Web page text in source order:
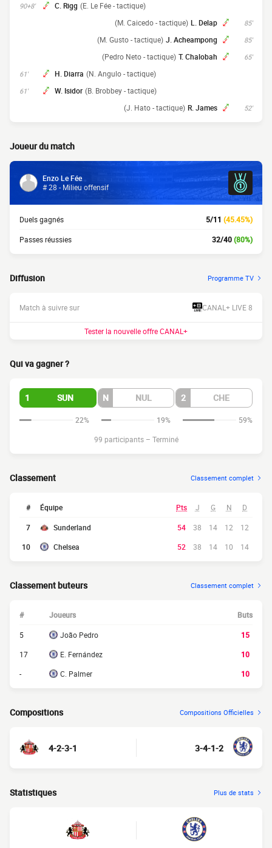
90+8' C. Rigg (E. Le Fée - tactique)
85'
L. Delap
(M. Caicedo - tactique)
85'
J. Acheampong
(M. Gusto - tactique)
65'
T. Chalobah
(Pedro Neto - tactique)
61' H. Diarra (N. Angulo - tactique)
61' W. Isidor (B. Brobbey - tactique)
52'
R. James
(J. Hato - tactique)
Joueur du match
Enzo Le Fée
# 28 - Milieu offensif
Duels gagnés 5/11 (45.45%)
Passes réussies 32/40(80%)
Diffusion Programme TV
Match à suivre sur CANAL+ LIVE 8
Tester la nouvelle offre CANAL+
Qui va gagner ?
1 SUN N NUL 2 CHE
22% 19%
59%
99 participants – Terminé
Classement Classement complet
# Équipe Pts J G N D
7 Sunderland 54 38 14 12
12
10
Chelsea 52 38 14 10 14
Classement buteurs Classement complet
# Joueurs Buts
5 João Pedro
15
17
E. Fernández
10
-
C. Palmer 10
Compositions Compositions Officielles
4-2-3-1 3-4-1-2
Statistiques Plus de stats